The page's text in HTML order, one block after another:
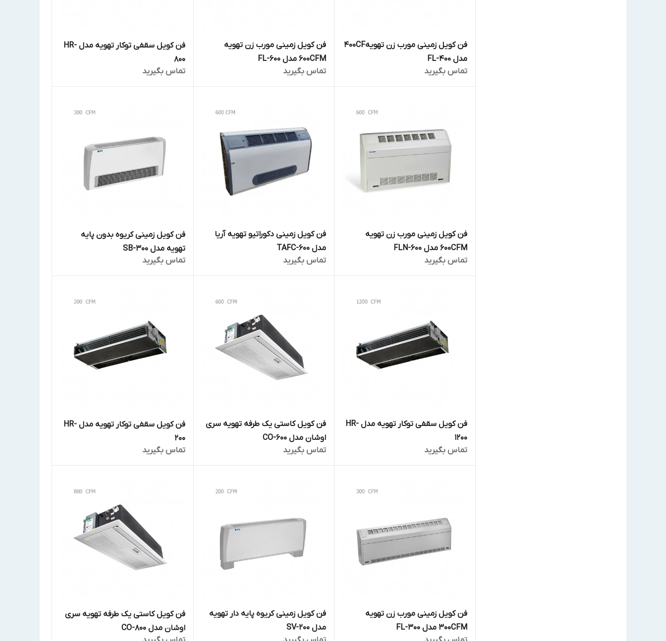
فن کویل زمینی مورب زن تهویه400CF
مدل FL-400
تماس بگیرید
فن کویل زمینی مورب زن تهویه
600CFM مدل FL-600
تماس بگیرید
فن کویل سقفی توکار تهویه مدل HR-
800
تماس بگیرید
فن کویل زمینی مورب زن تهویه
600CFM مدل FLN-600
تماس بگیرید
فن کویل زمینی دکوراتیو تهویه آریا
مدل TAFC-600
تماس بگیرید
فن کویل زمینی کریوه بدون پایه
تهویه مدل SB-300
تماس بگیرید
فن کویل سقفی توکار تهویه مدل HR-
1200
تماس بگیرید
فن کویل کاستی یک طرفه تهویه سری
اوشان مدل CO-600
تماس بگیرید
فن کویل سقفی توکار تهویه مدل HR-
200
تماس بگیرید
فن کویل زمینی مورب زن تهویه
300CFM مدل FL-300
فن کویل زمینی کریوه پایه دار تهویه
مدل SV-200
فن کویل کاستی یک طرفه تهویه سری
اوشان مدل CO-800